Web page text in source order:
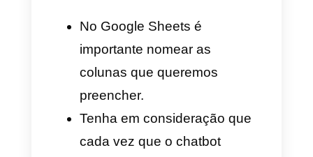
linha vazia encontrada.